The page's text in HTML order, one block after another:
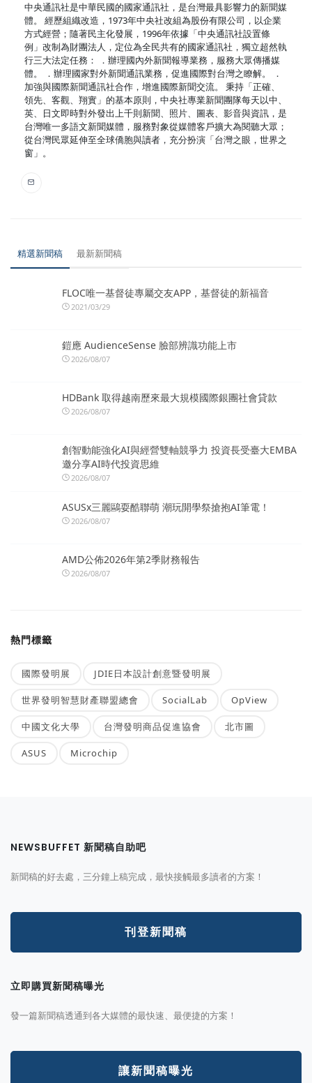
中央通訊社是中華民國的國家通訊社，是台灣最具影響力的新聞媒
體。 經歷組織改造，1973年中央社改組為股份有限公司，以企業
方式經營；隨著民主化發展，1996年依據「中央通訊社設置條
例」改制為財團法人，定位為全民共有的國家通訊社，獨立超然執
行三大法定任務： ．辦理國內外新聞報導業務，服務大眾傳播媒
體。 ．辦理國家對外新聞通訊業務，促進國際對台灣之瞭解。 ．
加強與國際新聞通訊社合作，增進國際新聞交流。 秉持「正確、
領先、客觀、翔實」的基本原則，中央社專業新聞團隊每天以中、
英、日文即時對外發出上千則新聞、照片、圖表、影音與資訊，是
台灣唯一多語文新聞媒體，服務對象從媒體客戶擴大為閱聽大眾；
從台灣民眾延伸至全球僑胞與讀者，充分扮演「台灣之眼，世界之
窗」。
精選新聞稿 最新新聞稿
FLOC唯一基督徒專屬交友APP，基督徒的新福音
2021/03/29
鎧應 AudienceSense 臉部辨識功能上市
2026/08/07
HDBank 取得越南歷來最大規模國際銀團社會貸款
2026/08/07
創智動能強化AI與經營雙軸競爭力 投資長受臺大EMBA
邀分享AI時代投資思維
2026/08/07
ASUSx三麗鷗耍酷聯萌 潮玩開學祭搶抱AI筆電！
2026/08/07
AMD公佈2026年第2季財務報告
2026/08/07
熱門標籤
國際發明展 JDIE日本設計創意暨發明展
世界發明智慧財產聯盟總會 SocialLab OpView
中國文化大學 台灣發明商品促進協會 北市圖
ASUS Microchip
NEWSBUFFET 新聞稿自助吧
新聞稿的好去處，三分鐘上稿完成，最快接觸最多讀者的方案！
刊登新聞稿
立即購買新聞稿曝光
發一篇新聞稿透通到各大媒體的最快速、最便捷的方案！
讓新聞稿曝光